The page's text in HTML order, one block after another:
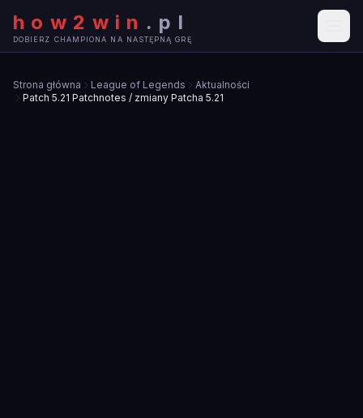
how2win . pl
DOBIERZ CHAMPIONA NA NASTĘPNĄ GRĘ
Strona główna League of Legends
Aktualności
Patch 5.21 Patchnotes / zmiany Patcha 5.21